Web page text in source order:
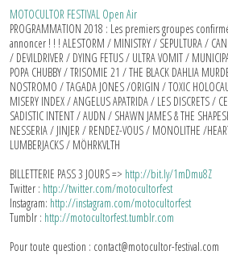
MOTOCULTOR FESTIVAL Open Air
PROGRAMMATION 2018 : Les premiers groupes
annoncer ! ! ! ALESTORM / MINISTRY / SEPULTURA /
/ DEVILDRIVER / DYING FETUS / ULTRA VOMIT /
POPA CHUBBY / TRISOMIE 21 /THE BLACK DAHLIA
NOSTROMO /TAGADA JONES/ORIGIN / TOXIC
MISERY INDEX / ANGELUS APATRIDA / LES DISCRETS /
SADISTIC INTENT /AUDN / SHAWN JAMES & THE
NESSERIA / JINJER / RENDEZ-VOUS / MONOLITHE /
LUMBERJACKS / MÖHRKVLTH
BILLETTERIE PASS 3 JOURS => http://bit.ly/1mDmu8Z
Twitter : http://twitter.com/motocultorfest
Instagram: http://instagram.com/motocultorfest
Tumblr : http://motocultorfest.tumblr.com
Pour toute question : contact@motocultor-festival.com